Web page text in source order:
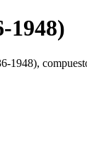
1948)
1948),